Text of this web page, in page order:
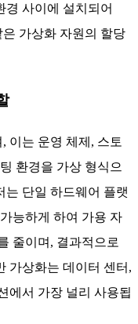
경 사이에 설치되어
가상화 자원의 할당
이는 운영 체제, 스토
환경을 가상 형식으
는 단일 하드웨어 플랫
능하게 하여 가용 자
줄이며, 결과적으로
가상화는 데이터 센터,
에서 가장 널리 사용됩